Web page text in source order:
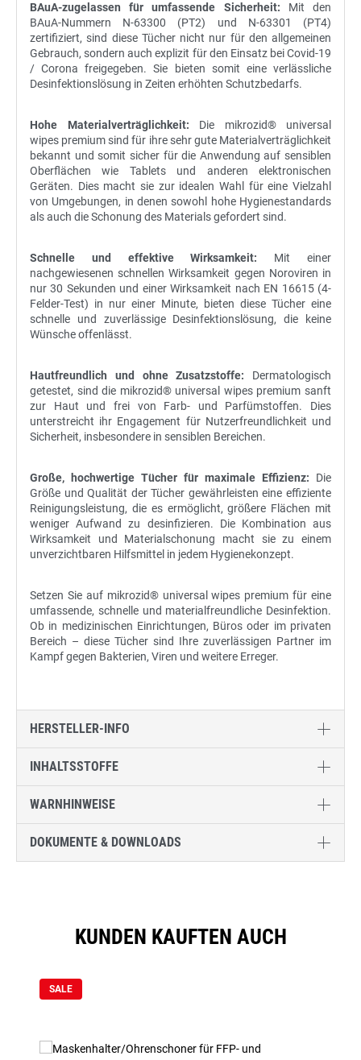
BAuA-zugelassen für umfassende Sicherheit: Mit den
BAuA-Nummern N-63300 (PT2) und N-63301 (PT4)
zertifiziert, sind diese Tücher nicht nur für den allgemeinen
Gebrauch, sondern auch explizit für den Einsatz bei Covid-19
/ Corona freigegeben. Sie bieten somit eine verlässliche
Desinfektionslösung in Zeiten erhöhten Schutzbedarfs.
Hohe Materialverträglichkeit: Die mikrozid® universal
wipes premium sind für ihre sehr gute Materialverträglichkeit
bekannt und somit sicher für die Anwendung auf sensiblen
Oberflächen wie Tablets und anderen elektronischen
Geräten. Dies macht sie zur idealen Wahl für eine Vielzahl
von Umgebungen, in denen sowohl hohe Hygienestandards
als auch die Schonung des Materials gefordert sind.
Schnelle und effektive Wirksamkeit: Mit einer
nachgewiesenen schnellen Wirksamkeit gegen Noroviren in
nur 30 Sekunden und einer Wirksamkeit nach EN 16615 (4-
Felder-Test) in nur einer Minute, bieten diese Tücher eine
schnelle und zuverlässige Desinfektionslösung, die keine
Wünsche offenlässt.
Hautfreundlich und ohne Zusatzstoffe: Dermatologisch
getestet, sind die mikrozid® universal wipes premium sanft
zur Haut und frei von Farb- und Parfümstoffen. Dies
unterstreicht ihr Engagement für Nutzerfreundlichkeit und
Sicherheit, insbesondere in sensiblen Bereichen.
Große, hochwertige Tücher für maximale Effizienz: Die
Größe und Qualität der Tücher gewährleisten eine effiziente
Reinigungsleistung, die es ermöglicht, größere Flächen mit
weniger Aufwand zu desinfizieren. Die Kombination aus
Wirksamkeit und Materialschonung macht sie zu einem
unverzichtbaren Hilfsmittel in jedem Hygienekonzept.
Setzen Sie auf mikrozid® universal wipes premium für eine
umfassende, schnelle und materialfreundliche Desinfektion.
Ob in medizinischen Einrichtungen, Büros oder im privaten
Bereich – diese Tücher sind Ihre zuverlässigen Partner im
Kampf gegen Bakterien, Viren und weitere Erreger.
HERSTELLER-INFO
INHALTSSTOFFE
WARNHINWEISE
DOKUMENTE & DOWNLOADS
KUNDEN KAUFTEN AUCH
SALE